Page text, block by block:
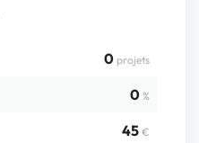
0 projets
0 %
45 €